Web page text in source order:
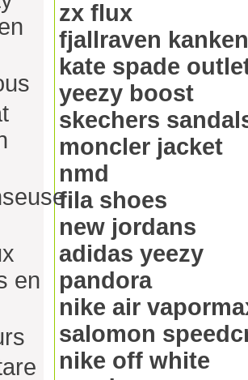
en
zx flux
fjallraven kanken
kate spade
yeezy boost
skechers
moncler jacket
nmd
fila shoes
new jordans
adidas yeezy
pandora
nike air
salomon
nike off white